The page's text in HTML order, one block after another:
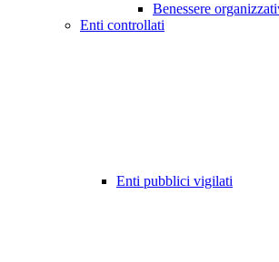
Benessere
Enti controllati
Enti pubblici vigilati